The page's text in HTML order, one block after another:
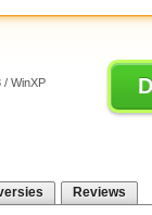
/ WinXP
Reviews